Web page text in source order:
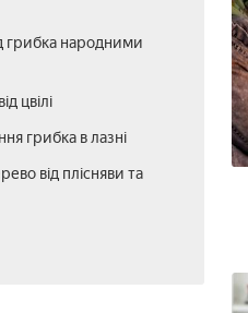
грибка народними
цвілі
грибка в лазні
від плісняви та